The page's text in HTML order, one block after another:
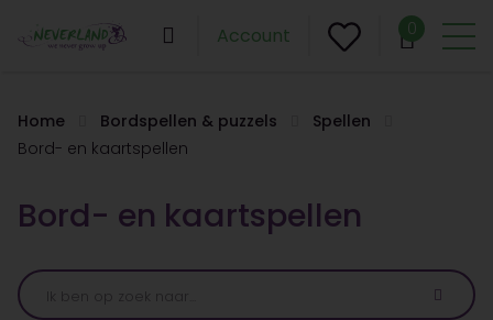
Account 0
Home Bordspellen & puzzels
Spellen
Bord- en kaartspellen
Bord- en kaartspellen